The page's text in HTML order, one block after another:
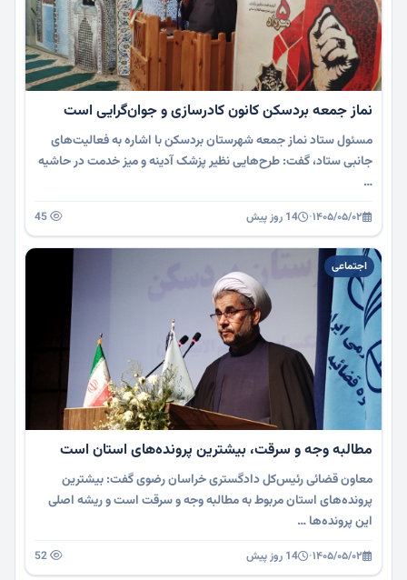
نماز جمعه بردسکن کانون کادرسازی و جوان‌گرایی است
مسئول ستاد نماز جمعه شهرستان بردسکن با اشاره به فعالیت‌های
جانبی ستاد، گفت: طرح‌هایی نظیر پزشک آدینه و میز خدمت در حاشیه
…
۱۴۰۵/۰۵/۰۲· 14 روز پیش
اجتماعی
مطالبه وجه و سرقت، بیشترین پرونده‌های استان است
معاون قضائی رئیس‌کل دادگستری خراسان رضوی گفت: بیشترین
پرونده‌های استان مربوط به مطالبه وجه و سرقت است و ریشه اصلی
این پرونده‌ها …
۱۴۰۵/۰۵/۰۲· 14 روز پیش